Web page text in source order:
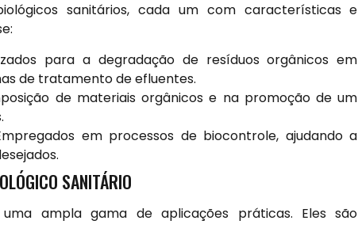
sanitários, cada um com características e
para a degradação de resíduos orgânicos em
de tratamento de efluentes.
de materiais orgânicos e na promoção de um
em processos de biocontrole, ajudando a
SANITÁRIO
ampla gama de aplicações práticas. Eles são